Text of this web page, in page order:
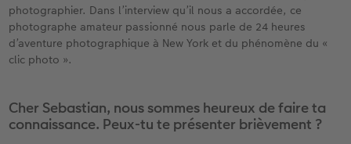
Étui personnalisé
Pochette souvenirs
Couverture en cuir et en lin
Tirages photo sur papier recyclé
Poster premium
Autocollants photo
Affiche carte personnalisée
Pêle-mêle
Photo sous plexi
Autres occasions
Cartes à rabat
Cartes postales
Jeux
École et bureau
Faber-Castell
Coques en silicone
Coques en polycarbonate
Coques en bois
Calendriers muraux avec design
Calendrier mural A4
Calendrier mural A3
Carte de vœux personnalisée
Planche de photos
Photo polyptique
pour l’anniversaire
Cadeaux de fête des mères
Cadeaux photo pour Pâques
Mariage
Livre de l’année
Témoignages
App
photographier. Dans l’interview qu’il nous a accordée, ce
photographe amateur passionné nous parle de 24 heures
d’aventure photographique à New York et du phénomène du «
clic photo ».
Cher Sebastian, nous sommes heureux de faire ta
connaissance. Peux-tu te présenter brièvement ?